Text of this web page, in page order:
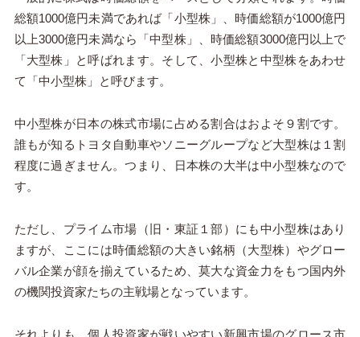
総額1000億円未満であれば「小型株」、時価総額が1000億円
以上3000億円未満なら「中型株」、時価総額3000億円以上で
「大型株」と呼ばれます。そして、小型株と中型株をあわせ
て「中小型株」と呼びます。
中小型株が日本の株式市場に占める割合はおよそ９割です。
誰もが知るトヨタ自動車やソニーグループなど大型株は１割
程度に過ぎません。つまり、日本株の大半は中小型株なので
す。
ただし、プライム市場（旧・東証１部）にも中小型株はあり
ますが、ここには時価総額の大きい銘柄（大型株）やグロー
バル企業が顔を揃えているため、莫大な資金力をもつ国内外
の機関投資家たちの主戦場となっています。
それよりも、個人投資家が戦いやすい新興市場のグロース市